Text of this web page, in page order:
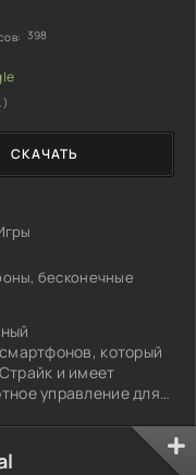
бесконечные
который
и имеет
управление для
СКАЧАТЬ
398